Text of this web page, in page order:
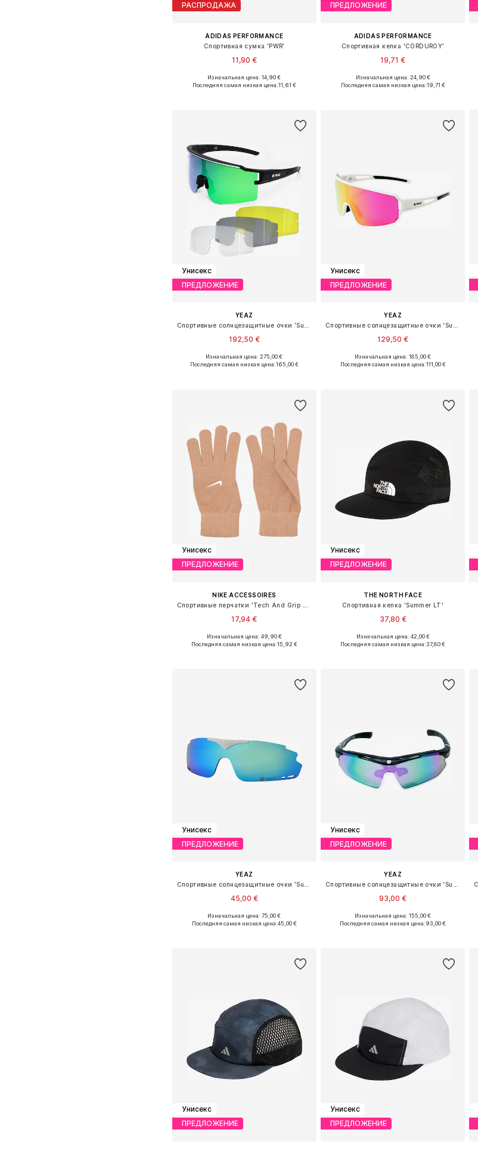
РАСПРОДАЖА
ADIDAS PERFORMANCE
Спортивная сумка 'PWR'
11,90 €
Доступные размеры: NS
Изначальная цена: 14,90 €
Последняя самая низкая цена:11,61 €
ПРЕДЛОЖЕНИЕ
ADIDAS PERFORMANCE
Спортивная кепка 'CORDUROY'
19,71 €
Доступные размеры: 56-58
Изначальная цена: 24,90 €
Последняя самая низкая цена:19,71 €
Унисекс
ПРЕДЛОЖЕНИЕ
YEAZ
192,50 €
Доступные размеры: One Size
Изначальная цена: 275,00 €
Последняя самая низкая цена:165,00 €
Унисекс
ПРЕДЛОЖЕНИЕ
YEAZ
129,50 €
Доступные размеры: One Size
Изначальная цена: 185,00 €
Последняя самая низкая цена:111,00 €
Унисекс
ПРЕДЛОЖЕНИЕ
NIKE ACCESSOIRES
17,94 €
Доступные размеры: S, M, L
Изначальная цена: 49,90 €
Последняя самая низкая цена:15,92 €
Унисекс
ПРЕДЛОЖЕНИЕ
THE NORTH FACE
Спортивная кепка 'Summer LT'
37,80 €
Доступные размеры: 55-60
Изначальная цена: 42,00 €
Последняя самая низкая цена:37,80 €
Унисекс
ПРЕДЛОЖЕНИЕ
YEAZ
45,00 €
Доступные размеры: One Size
Изначальная цена: 75,00 €
Последняя самая низкая цена:45,00 €
Унисекс
ПРЕДЛОЖЕНИЕ
YEAZ
93,00 €
Доступные размеры: One Size
Изначальная цена: 155,00 €
Последняя самая низкая цена:93,00 €
Унисекс
ПРЕДЛОЖЕНИЕ
Унисекс
ПРЕДЛОЖЕНИЕ